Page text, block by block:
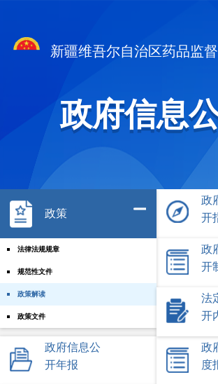
新疆维吾尔自治区药品监
政府信息
政策
法律法规规章
规范性文件
政策解读
政策文件
政
开
政
开
法
开
政府信息公
开年报
政
度